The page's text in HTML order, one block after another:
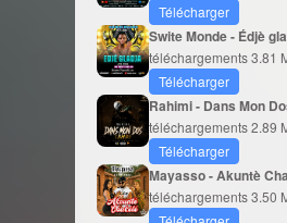
Télécharger
Swite Monde - Édjè
téléchargements3.81
Télécharger
Rahimi - Dans Mon
téléchargements2.89
Télécharger
Mayasso - Akuntè
téléchargements3.50